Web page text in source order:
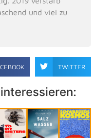
und viel zu
TWITTER